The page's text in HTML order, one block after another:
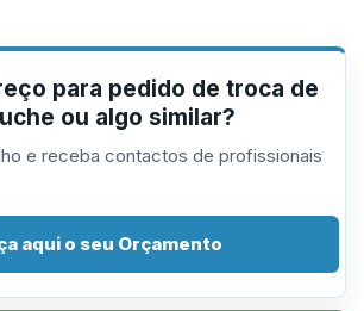
para pedido de troca de
ou algo similar?
e receba contactos de profissionais
aqui o seu Orçamento